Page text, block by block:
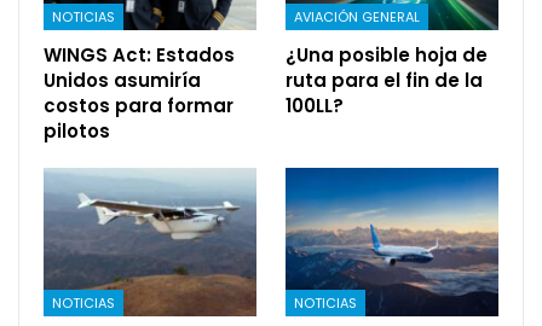
NOTICIAS
WINGS Act: Estados
Unidos asumiría
costos para formar
pilotos
AVIACIÓN GENERAL
¿Una posible hoja de
ruta para el fin de la
100LL?
NOTICIAS NOTICIAS